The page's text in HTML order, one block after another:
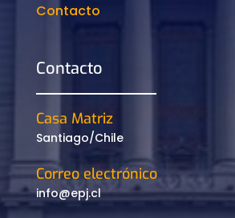
Contacto
Contacto
Casa Matriz
Santiago/Chile
Correo electrónico
info@epj.cl